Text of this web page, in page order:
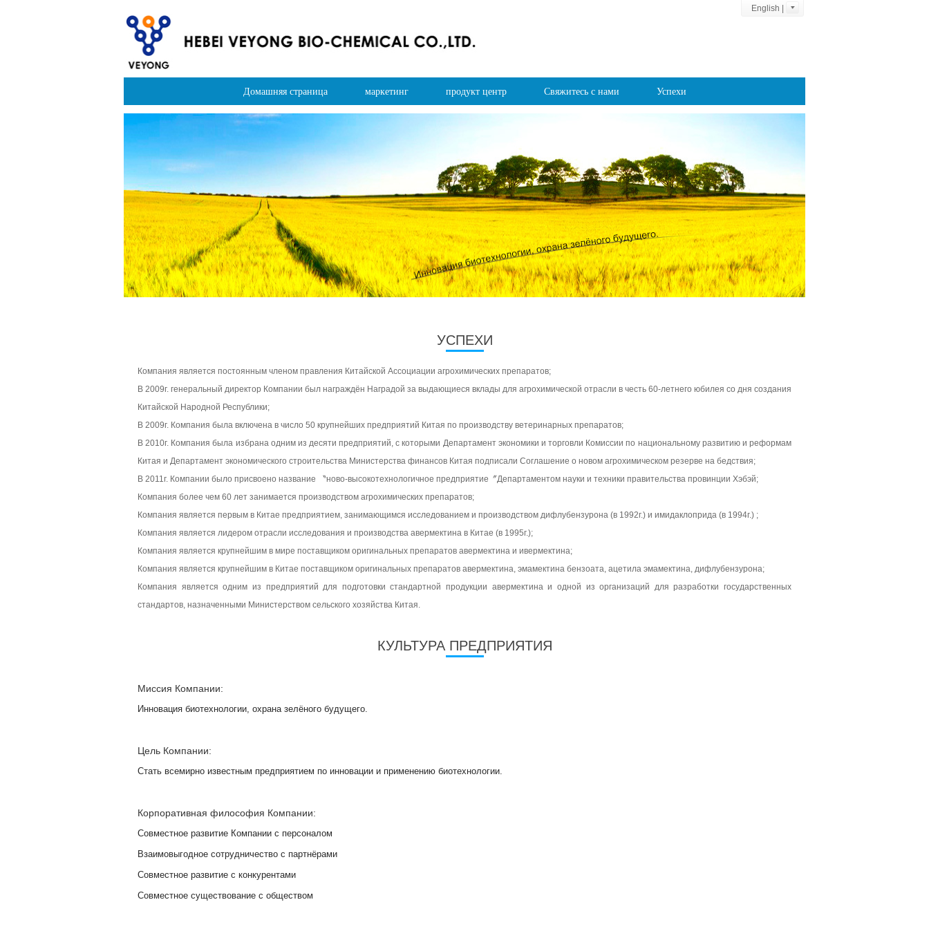
English |
Домашняя страница маркетинг продукт центр Свяжитесь с нами Успехи
УСПЕХИ
Компания является постоянным членом правления Китайской Ассоциации агрохимических препаратов;
В 2009г. генеральный директор Компании был награждён Наградой за выдающиеся вклады для агрохимической отрасли в честь 60-летнего юбилея со дня создания
Китайской Народной Республики;
В 2009г. Компания была включена в число 50 крупнейших предприятий Китая по производству ветеринарных препаратов;
В 2010г. Компания была избрана одним из десяти предприятий, с которыми Департамент экономики и торговли Комиссии по национальному развитию и реформам
Китая и Департамент экономического строительства Министерства финансов Китая подписали Соглашение о новом агрохимическом резерве на бедствия;
В 2011г. Компании было присвоено название 〝ново-высокотехнологичное предприятие〞Департаментом науки и техники правительства провинции Хэбэй;
Компания более чем 60 лет занимается производством агрохимических препаратов;
Компания является первым в Китае предприятием, занимающимся исследованием и производством дифлубензурона (в 1992г.) и имидаклоприда (в 1994г.) ;
Компания является лидером отрасли исследования и производства авермектина в Китае (в 1995г.);
Компания является крупнейшим в мире поставщиком оригинальных препаратов авермектина и ивермектина;
Компания является крупнейшим в Китае поставщиком оригинальных препаратов авермектина, эмамектина бензоата, ацетила эмамектина, дифлубензурона;
Компания является одним из предприятий для подготовки стандартной продукции авермектина и одной из организаций для разработки государственных
стандартов, назначенными Министерством сельского хозяйства Китая.
КУЛЬТУРА ПРЕДПРИЯТИЯ
Миссия Компании:
Инновация биотехнологии, охрана зелёного будущего.
Цель Компании:
Стать всемирно известным предприятием по инновации и применению биотехнологии.
Корпоративная философия Компании:
Совместное развитие Компании с персоналом
Взаимовыгодное сотрудничество с партнёрами
Совместное развитие с конкурентами
Совместное существование с обществом